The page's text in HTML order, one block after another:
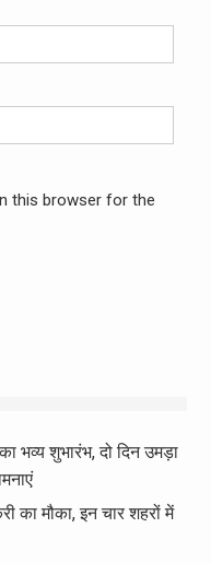
this browser for the
भव्य शुभारंभ, दो दिन उमड़ा
का मौका, इन चार शहरों में